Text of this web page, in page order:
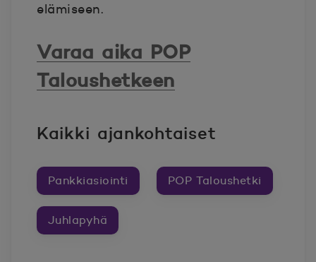
elämiseen.
Varaa aika POP
Taloushetkeen
Kaikki ajankohtaiset
Pankkiasiointi POP Taloushetki
Juhlapyhä